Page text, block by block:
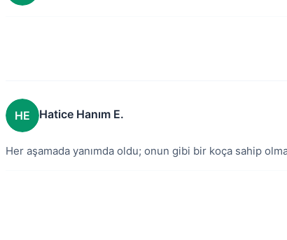
HE Hatice Hanım E.
Her aşamada yanımda oldu; onun gibi bir koça sahip